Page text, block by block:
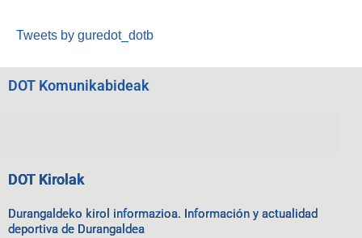
Tweets by guredot_dotb
DOT Komunikabideak
DOT Kirolak
Durangaldeko kirol informazioa. Información y actualidad
deportiva de Durangaldea